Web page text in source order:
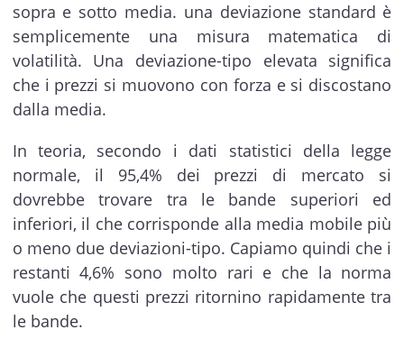
sopra e sotto media. una deviazione standard è
semplicemente una misura matematica di
volatilità. Una deviazione-tipo elevata significa
che i prezzi si muovono con forza e si discostano
dalla media.
In teoria, secondo i dati statistici della legge
normale, il 95,4% dei prezzi di mercato si
dovrebbe trovare tra le bande superiori ed
inferiori, il che corrisponde alla media mobile più
o meno due deviazioni-tipo. Capiamo quindi che i
restanti 4,6% sono molto rari e che la norma
vuole che questi prezzi ritornino rapidamente tra
le bande.